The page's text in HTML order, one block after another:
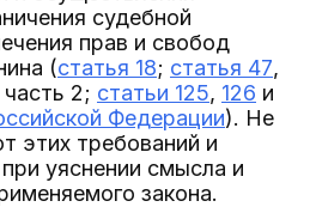
судебной
прав и свобод
(статья 18; статья 47,
часть 2; статьи 125, 126 и
Федерации). Не
этих требований и
уяснении смысла и
закона.